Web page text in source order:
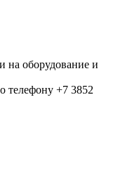
на оборудование и
телефону +7 3852